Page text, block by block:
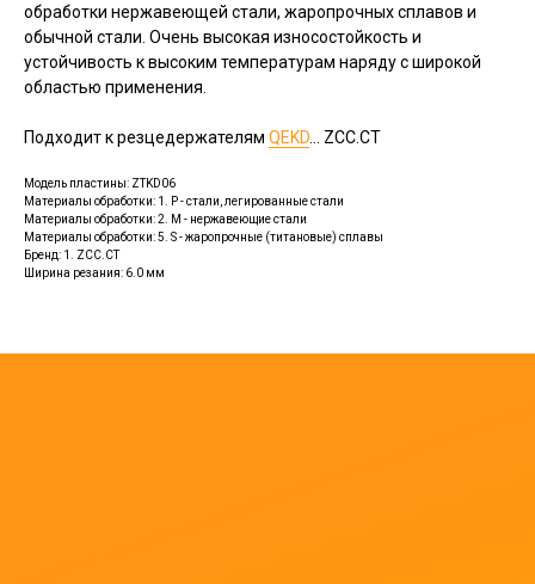
обработки нержавеющей стали, жаропрочных сплавов и
обычной стали. Очень высокая износостойкость и
устойчивость к высоким температурам наряду с широкой
областью применения.
Подходит к резцедержателям QEKD ... ZCC.CT
Модель пластины: ZTKD06
Материалы обработки: 1. P - стали, легированные стали
Материалы обработки: 2. M - нержавеющие стали
Материалы обработки: 5. S - жаропрочные (титановые) сплавы
Бренд: 1. ZCC.CT
Ширина резания: 6.0 мм